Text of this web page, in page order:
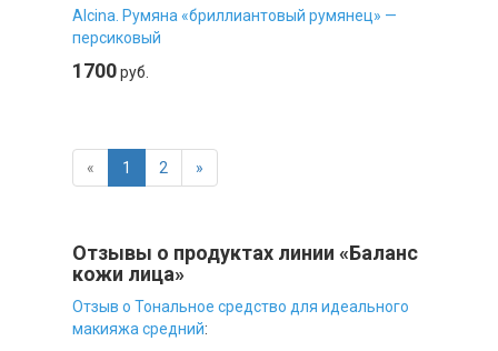
Alcina. Румяна «бриллиантовый румянец» —
персиковый
1700руб.
« 1 2 »
Отзывы о продуктах линии «Баланс
кожи лица»
Отзыв о Тональное средство для идеального
макияжа средний: